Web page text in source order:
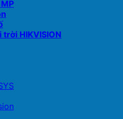
trời HIKVISION